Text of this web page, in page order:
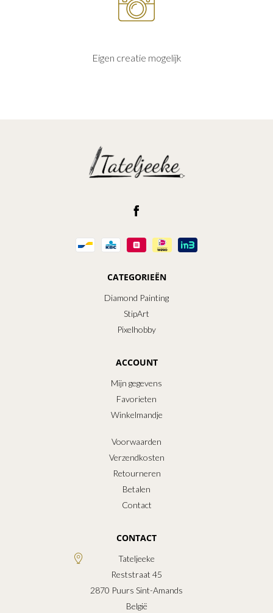
Eigen creatie mogelijk
CATEGORIEËN
Diamond Painting
StipArt
Pixelhobby
ACCOUNT
Mijn gegevens
Favorieten
Winkelmandje
Voorwaarden
Verzendkosten
Retourneren
Betalen
Contact
CONTACT
Tateljeeke
Reststraat 45
2870 Puurs Sint-Amands
België